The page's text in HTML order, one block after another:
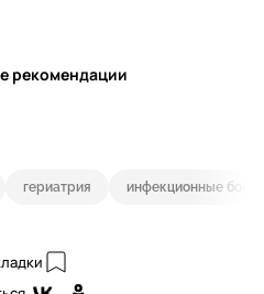
рекомендации
гериатрия инфекционные